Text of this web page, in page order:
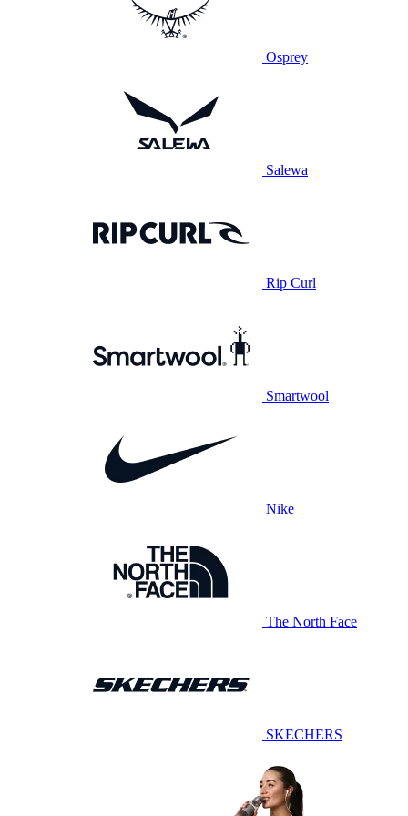
Osprey
Salewa
Rip Curl
Smartwool
Nike
The North Face
SKECHERS